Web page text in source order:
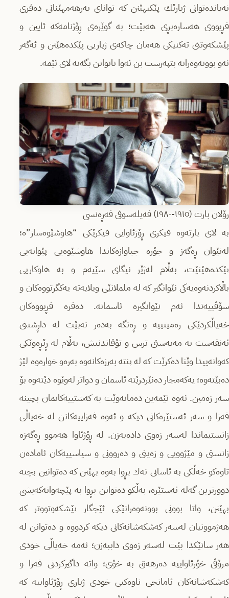
نەیاندەتوانى ژیارێك پێكبهێنن كە تواناى بەرهەمهێنانى دەفرى
فڕیووى هەسارەبڕى هەبێت؛ بە گوێرەى ڕۆژنامەكە ئایین و
پێشكەوتنى تەكنیكى هەمان چاكەى ژیاریى پێكدەهێنن و ئەگەر
ئەو بوونەوەرانە بتپەرست بن ئەوا ناتوانن بگەنە لاى ئێمە.
رۆلان بارت (١٩١٥-١٩٨٠) فەیلەسوفی فەڕەنسی
بە لاى بارتەوە فیكرى ڕۆژئاوایى فیكرێكى “هاوشێوەساز”ە؛
لەنێوان ڕەگەز و جۆرە جیاوازەكاندا هاوشێوەیى پێوانەیى
پێكدەهێنێت، بەڵام لەژێر نیگاى سێیەم و بە هاوكاریى
باڵاكردنەوەیەكى نێوانگیر كە لە ململانێى ویلایەتە یەكگرتووەكان و
سۆڤییەتدا ئەم نێوانگیرە ئاسمانە. دەفرە فڕیووەكان
خەیاڵكردێكى زەمینییە و ڕەنگە بەدەر نەبێت لە داڕشتنى
ئەنقەست بە مەبەستى ترس و تۆقاندنیش، بەڵام لە ڕێڕەوێكى
كەوانەییدا وێنا دەكرێت كە لە پنتە بەرزەكانەوە بەرەو خوارەوە لێژ
دەبێتەوە؛ یەكەمجار دەنێردرێتە ئاسمان و دواتر لەوێوە دێتەوە بۆ
سەر زەمین. ئەوە ئێمەین دەمانەوێت بە كەشتییەكانمان بچینە
فەزا و سەر ئەستێرەكانى دیكە و ئەوە فەزاییەكانن لە خەیاڵى
زانستیماندا لەسەر زەوى دادەبەزن. لە ڕۆژئاوا هەموو ڕەگەزە
زانستى و مێژوویى و زەینى و دەروونی و سیاسییەكان ئامادەن
تاوەكو خەڵكى بە ئاسانى نەك بڕوا بەوە بهێنن كە دەتوانین بچنە
دوورترین گەلە ئەستێرە، بەڵكو دەتوانن بڕوا بە پێچەوانەكەیشى
بهێنن، واتا بوونى بوونەوەرانێكى ئێجگار پێشكەوتووتر كە
هەژموونیان لەسەر كەشكەشانەكانى دیكە كردووە و دەتوانن لە
هەر ساتێكدا بێت لەسەر زەوى داببەزن؛ ئەمە خەیاڵى خودى
مرۆڤى خۆرئاواییە دەرهەق بە خۆى؛ واتە داگیركردنى فەزا و
كەشكەشانەكان ئامانجى ناوەكیى خودى ژیارى ڕۆژئاواییە كە